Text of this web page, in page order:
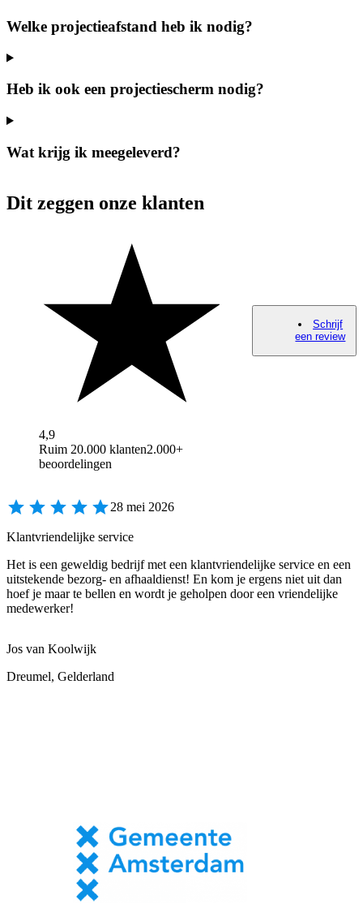
Welke projectieafstand heb ik nodig?
Heb ik ook een projectiescherm nodig?
Wat krijg ik meegeleverd?
Dit zeggen onze klanten
4,9
Ruim 20.000 klanten2.000+
beoordelingen
Schrijf
een review
28 mei 2026
Klantvriendelijke service
Het is een geweldig bedrijf met een klantvriendelijke service en een
uitstekende bezorg- en afhaaldienst! En kom je ergens niet uit dan
hoef je maar te bellen en wordt je geholpen door een vriendelijke
medewerker!
Jos van Koolwijk
Dreumel, Gelderland